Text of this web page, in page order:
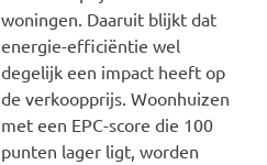
woningen. Daaruit blijkt dat
energie-efficiëntie wel
degelijk een impact heeft op
de verkoopprijs. Woonhuizen
met een EPC-score die 100
punten lager ligt, worden